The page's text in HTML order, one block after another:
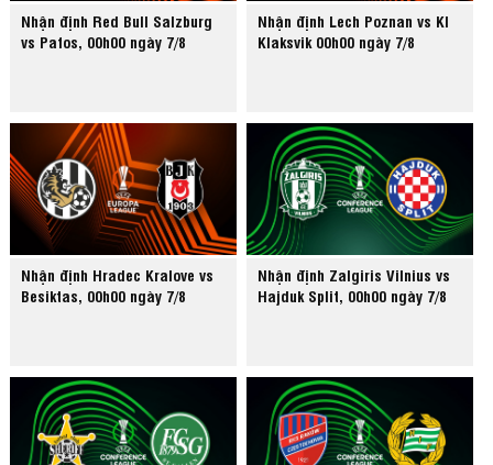
Nhận định Red Bull Salzburg
vs Pafos, 00h00 ngày 7/8
Nhận định Lech Poznan vs KI
Klaksvik 00h00 ngày 7/8
Nhận định Hradec Kralove vs
Besiktas, 00h00 ngày 7/8
Nhận định Zalgiris Vilnius vs
Hajduk Split, 00h00 ngày 7/8